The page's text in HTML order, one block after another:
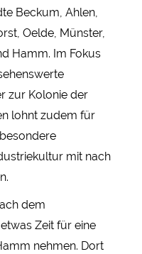
Beckum, Ahlen,
Oelde, Münster,
Hamm. Im Fokus
zur Kolonie der
lohnt zudem für
mit nach
dem
Zeit für eine
nehmen. Dort